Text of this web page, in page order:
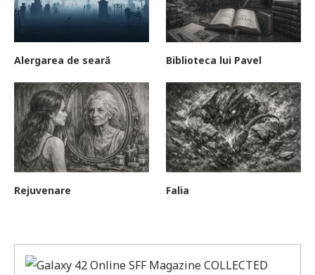
Alergarea de seară Biblioteca lui Pavel
Rejuvenare Falia